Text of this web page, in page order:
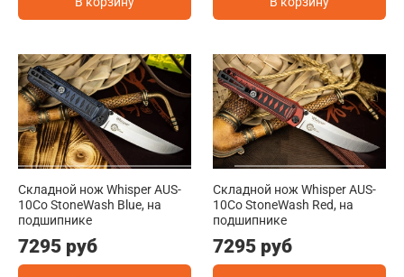
Складной нож Whisper AUS-
10Co StoneWash Blue, на
подшипнике
7295 руб
Складной нож Whisper AUS-
10Co StoneWash Red, на
подшипнике
7295 руб